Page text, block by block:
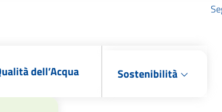
dell’Acqua Sostenibilità